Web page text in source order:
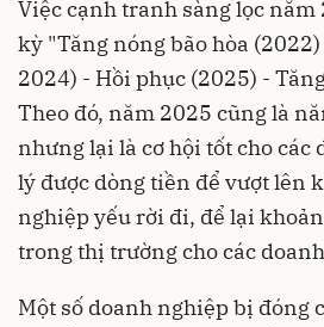
Việc cạnh tranh sàng lọc
kỳ "Tăng nóng bão hòa
2024) - Hồi phục (2025) -
Theo đó, năm 2025 cũng là
nhưng lại là cơ hội tốt cho các
lý được dòng tiền để vượt lên
nghiệp yếu rời đi, để lại
trong thị trường cho các
Một số doanh nghiệp bị đóng